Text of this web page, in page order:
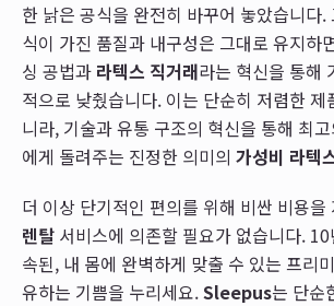
한 낡은 공식을 완전히 바꾸어 놓았습니다.
식이 가진 품질과 내구성은 그대로 유지하
싱 공법과 라텍스 직거래라는 혁신을 통해
적으로 낮췄습니다. 이는 단순히 저렴한 제
니라, 기술과 유통 구조의 혁신을 통해 최
에게 돌려주는 진정한 의미의 가성비 라텍
더 이상 단기적인 편의를 위해 비싼 비용을
렌탈 서비스에 의존할 필요가 없습니다.
속된, 내 몸에 완벽하게 맞출 수 있는 프리
유하는 기쁨을 누리세요.Sleepus는 단순